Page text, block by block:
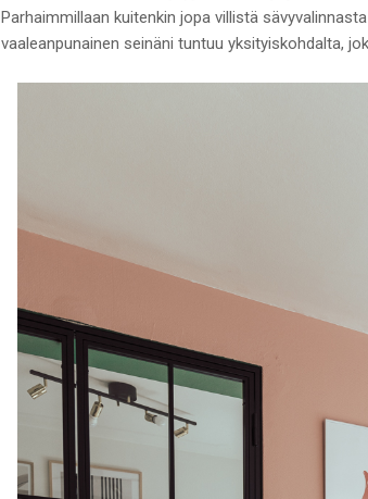
Parhaimmillaan kuitenkin jopa villistä
vaaleanpunainen seinäni tuntuu yksityiskohdalta,